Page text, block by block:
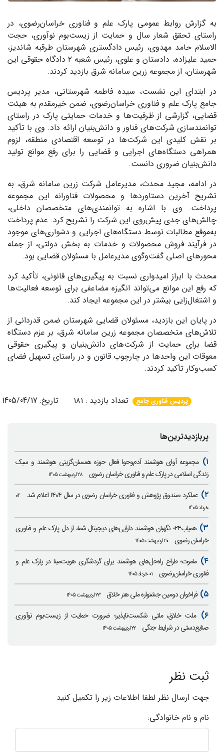
به گزارش روابط عمومی پارک علم و فناوری خراسان‌رضوی، در
راستای تحقق شعار سال و حمایت از زیست‌بوم نوآوری، حجت
الاسلام حامد مهدوی، رئیس دادگستری شهرستان طرقبه شاندیز،
حمید علیزاده، دادستان و علوی، رئیس شعبه ۲ دادگاه حقوقی این
شهرستان، از مجموعه زرین سامانه شرق بازدید کردند.
در ابتدای این نشست، سیده فاطمه شهرستانی، مدیر پردیس
جامع پارک علم و فناوری خراسان‌رضوی، ضمن خیرمقدم به هیئت
قضایی، گزارشی از ظرفیت‌ها و خدمات حمایتی پارک در راستای
توانمندسازی شرکت‌های فناور و دانش‌بنیان ارائه داد. وی با تأکید
بر نقش کلیدی این شرکت‌ها در توسعه اقتصادی منطقه، لزوم
همراهی دستگاه‌های اجرایی و قضایی را برای رفع موانع تولید
دانش‌بنیان ضروری دانست.
در ادامه، مجید محدث، مدیرعامل شرکت زرین سامانه شرق، به
تشریح آخرین دستاوردها و محصولات فناورانه این مجموعه
پرداخت. وی با اشاره به توانمندی‌های متخصصان داخلی،
چالش‌های جدی پیش‌روی این شرکت را تشریح کرد. عدم پرداخت
به‌موقع مطالبات توسط دستگاه‌های اجرایی و دشواری‌های موجود
در فرآیند فروش محصولات و خدمات به بخش دولتی، از جمله
محورهای اصلی گفت‌وگوی مدیرعامل با مسئولان قضایی بود.
محدث با ابراز امیدواری نسبت به پیگیری‌های قانونی، تأکید کرد
که رفع این موانع می‌تواند انگیزه مضاعفی برای توسعه فعالیت‌ها
و اشتغال‌زایی بیشتر در این مجموعه ایجاد کند.
در پایان این بازدید، مسئولان قضایی شهرستان ضمن قدردانی از
تلاش‌های متخصصان مجموعه زرین سامانه شرق، بر عزم دستگاه
قضا برای حمایت از شرکت‌های دانش‌بنیان و پیگیری حقوقی
معوقات این واحدها در چارچوب قانون و در راستای تسهیل فضای
کسب‌وکار تأکید کردند.
پردیس فناوری جامع تعداد بازدید : ۱۸۱ تاریخ: 1405/04/17
پربازدیدترین‌ها
مجموعه آوای هوشمند آدم‌وحوا فعال حوزه همسان‌گزینی هوشمند و سبک
زندگی اسلامی در پارک علم و فناوری خراسان رضوی ۲۸ اردیبهشت ۱۴۰۵
عملکرد صندوق پژوهش و فناوری خراسان رضوی در سال ۱۴۰۴ اعلام شد
خرداد ۱۴۰۵
همیاب۲۴؛ نگهبان هوشمند دارایی‌های دیجیتال شما، از دل پارک علم و فناوری
خراسان رضوی ۲۰ اردیبهشت ۱۴۰۵
ماموت؛ طراح راه‌حل‌های هوشمند برای گردشگری هویت‌مبنا در پارک علم و
فناوری خراسان‌رضوی ۰۱ خرداد ۱۴۰۵
فراخوان دومین جشنواره ملی هنر خلاق ۲۳ اردیبهشت ۱۴۰۵
ملت خلاق، ملتی شکست‌ناپذیر؛ ضرورت حمایت از زیست‌بوم نوآوری
صنایع‌دستی در شرایط جنگی ۲۲ اردیبهشت ۱۴۰۵
ثبت نظر
جهت ارسال نظر لطفا اطلاعات زیر را تکمیل کنید
نام و نام خانوادگی: